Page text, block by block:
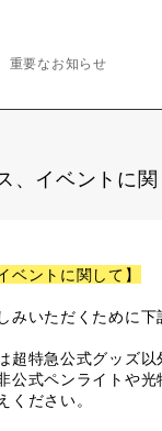
重要なお知らせ
、イベントに関
ベントに関して】
みいただくために
超特急公式グッズ
公式ペンライトや
ください。